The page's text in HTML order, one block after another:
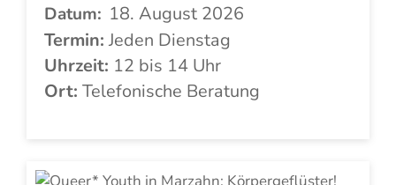
Datum: 18. August 2026
Termin: Jeden Dienstag
Uhrzeit: 12 bis 14 Uhr
Ort: Telefonische Beratung